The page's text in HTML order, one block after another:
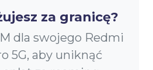
za granicę?
dla swojego Redmi
5G, aby uniknąć